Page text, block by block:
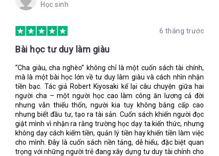
Học sinh
6 tháng trước
Bài học tư duy làm giàu
“Cha giàu, cha nghèo” không chỉ là một cuốn sách tài chính,
mà là một bài học lớn về tư duy làm giàu và cách nhìn nhận
tiền bạc. Tác giả Robert Kiyosaki kể lại câu chuyện giữa hai
người cha – một người học cao làm công ăn lương cả đời
nhưng vẫn thiếu thốn, người kia tuy không bằng cấp cao
nhưng biết đầu tư, tạo ra tài sản. Cuốn sách khiến người đọc
giật mình vì nhận ra rằng trường học dạy ta kiến thức, nhưng
không dạy cách kiếm tiền, quản lý tiền hay khiến tiền làm việc
cho mình. Đây là cuốn sách nền tảng, dễ hiểu, đặc biệt quan
trọng với những người trẻ đang xây dựng tư duy tài chính cho